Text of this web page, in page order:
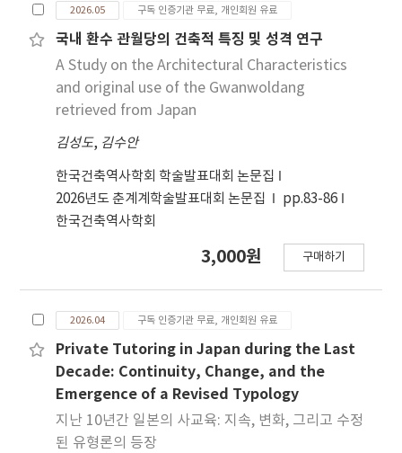
divergence in their domestic legal regimes
concerning key issues: the definition and
scope of protected heritage, the assertion of
ownership and jurisdictional rights,
approaches to management in disputed
maritime zones, and the sensitive status of
sunken state vessels. These policy
disparities, set against a backdrop of
geopolitical tension and an ineffective
international legal framework, critically
undermine coordinated protection efforts.
This article systematically maps these policy
differences to argue that the very necessity
this comparative landscape of divergence. It
concludes that establishing a collaborative
governance framework is not merely a
diplomatic aspiration but a pragmatic
imperative for the effective safeguarding of
this common regional heritage.
2026.05 구독 인증기관 무료, 개인회원 유료
국내 환수 관월당의 건축적 특징 및 성격 연구
A Study on the Architectural Characteristics
and original use of the Gwanwoldang
retrieved from Japan
김성도, 김수안
한국건축역사학회 학술발표대회 논문집
2026년도 춘계계학술발표대회 논문집
pp.83-86
한국건축역사학회
3,000원 구매하기
2026.04 구독 인증기관 무료, 개인회원 유료
Private Tutoring in Japan during the Last
Decade: Continuity, Change, and the
Emergence of a Revised Typology
지난 10년간 일본의 사교육: 지속, 변화, 그리고 수정
된 유형론의 등장